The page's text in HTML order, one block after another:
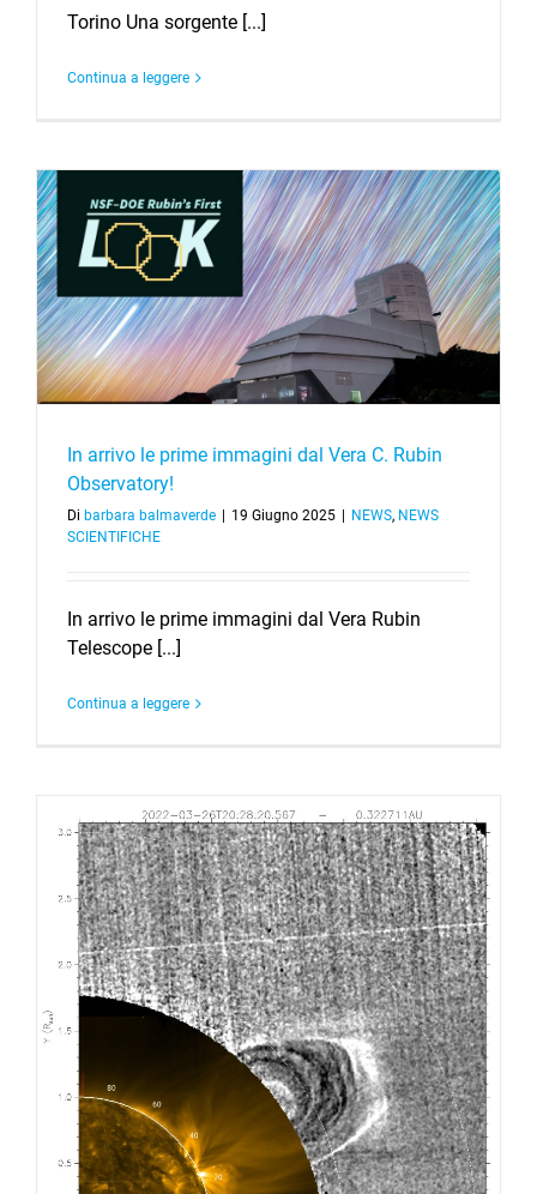
Torino Una sorgente [...]
Continua a leggere
In arrivo le prime immagini dal Vera C. Rubin
Observatory!
Di barbara balmaverde | 19 Giugno 2025 | NEWS, NEWS
SCIENTIFICHE
In arrivo le prime immagini dal Vera Rubin
Telescope [...]
Continua a leggere